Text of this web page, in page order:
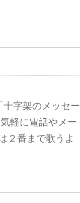
字架のメッセー
に電話やメー
２番まで歌うよ